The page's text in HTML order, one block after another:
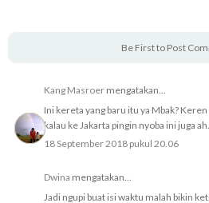
Be First to Post
Kang Masroer mengatakan...
Ini kereta yang baru itu ya Mbak?
kalau ke Jakarta pingin nyoba ini juga ah..
18 September 2018 pukul 20.06
Dwina mengatakan...
Jadi ngupi buat isi waktu malah bikin